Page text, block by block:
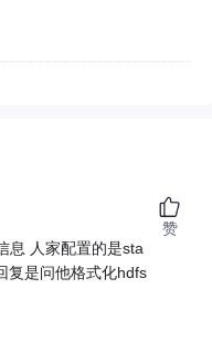
息 人家配置的是sta
复是问他格式化hdfs
赞